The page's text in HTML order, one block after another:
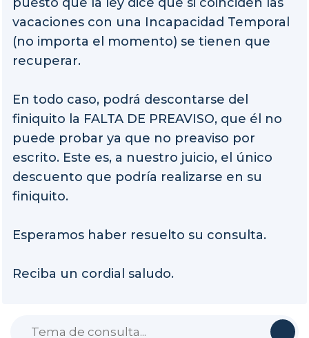
vacaciones con una Incapacidad Temporal
(no importa el momento) se tienen que
recuperar.
En todo caso, podrá descontarse del
finiquito la FALTA DE PREAVISO, que él no
puede probar ya que no preaviso por
escrito. Este es, a nuestro juicio, el único
descuento que podría realizarse en su
finiquito.
Esperamos haber resuelto su consulta.
Reciba un cordial saludo.